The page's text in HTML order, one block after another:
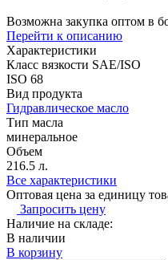
Возможна закупка оптом в
Перейти к описанию
Характеристики
Класс вязкости SAE/ISO
ISO 68
Вид продукта
Гидравлическое масло
Тип масла
минеральное
Объем
216.5 л.
Все характеристики
Оптовая цена за единицу
Запросить цену
Наличие на складе:
В наличии
В корзину